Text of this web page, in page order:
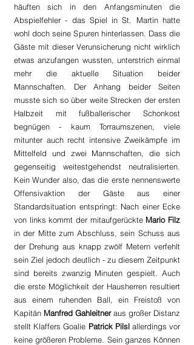
häuften sich in den Anfangsminuten die
Abspielfehler - das Spiel in St. Martin hatte
wohl doch seine Spuren hinterlassen. Dass die
Gäste mit dieser Verunsicherung nicht wirklich
etwas anzufangen wussten, unterstrich einmal
mehr die aktuelle Situation beider
Mannschaften. Der Anhang beider Seiten
musste sich so über weite Strecken der ersten
Halbzeit mit fußballerischer Schonkost
begnügen - kaum Torraumszenen, viele
mitunter auch recht intensive Zweikämpfe im
Mittelfeld und zwei Mannschaften, die sich
gegenseitig weitestgehendst neutralisierten.
Kein Wunder also, das die erste nennenswerte
Offensivaktion der Gäste aus einer
Standardsituation entspringt: Nach einer Ecke
von links kommt der mitaufgerückte
in der Mitte zum Abschluss, sein Schuss aus
der Drehung aus knapp zwölf Metern verfehlt
sein Ziel jedoch deutlich - zu diesem Zeitpunkt
sind bereits zwanzig Minuten gespielt. Auch
die erste Möglichkeit der Hausherren resultiert
aus einem ruhenden Ball, ein Freistoß von
Kapitän Manfred Gahleitner aus großer Distanz
stellt Klaffers Goalie Patrick Pilsl allerdings vor
keine größeren Probleme. Sein ganzes Können